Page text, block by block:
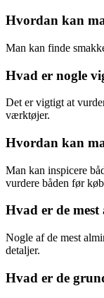
Hvordan kan
Man kan finde
Hvad er nogle
Det er vigtigt at
værktøjer.
Hvordan kan
Man kan inspicere
vurdere båden før
Hvad er de
Nogle af de mest
detaljer.
Hvad er de